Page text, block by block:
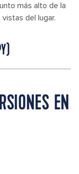
más alto de la
del lugar.
EN